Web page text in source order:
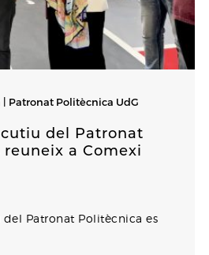
Patronat Politècnica UdG
del Patronat
a Comexi
del Patronat Politècnica es